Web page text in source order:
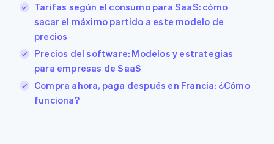
Tarifas según el consumo para SaaS: cómo
sacar el máximo partido a este modelo de
precios
Precios del software: Modelos y estrategias
para empresas de SaaS
Compra ahora, paga después en Francia: ¿Cómo
funciona?
EnglishItaliano
España
Estados Unidos
EnglishEspañol简体中文
Estonia
Finlandia
EnglishSvenska